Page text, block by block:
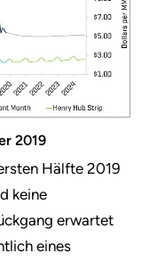
2019
Hälfte 2019
keine
erwartet
eines